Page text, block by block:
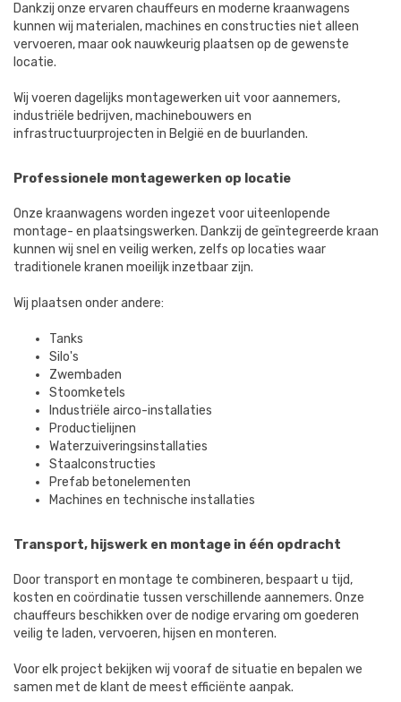
Dankzij onze ervaren chauffeurs en moderne kraanwagens
kunnen wij materialen, machines en constructies niet alleen
vervoeren, maar ook nauwkeurig plaatsen op de gewenste
locatie.
Wij voeren dagelijks montagewerken uit voor aannemers,
industriële bedrijven, machinebouwers en
infrastructuurprojecten in België en de buurlanden.
Professionele montagewerken op locatie
Onze kraanwagens worden ingezet voor uiteenlopende
montage- en plaatsingswerken. Dankzij de geïntegreerde kraan
kunnen wij snel en veilig werken, zelfs op locaties waar
traditionele kranen moeilijk inzetbaar zijn.
Wij plaatsen onder andere:
Tanks
Silo's
Zwembaden
Stoomketels
Industriële airco-installaties
Productielijnen
Waterzuiveringsinstallaties
Staalconstructies
Prefab betonelementen
Machines en technische installaties
Transport, hijswerk en montage in één opdracht
Door transport en montage te combineren, bespaart u tijd,
kosten en coördinatie tussen verschillende aannemers. Onze
chauffeurs beschikken over de nodige ervaring om goederen
veilig te laden, vervoeren, hijsen en monteren.
Voor elk project bekijken wij vooraf de situatie en bepalen we
samen met de klant de meest efficiënte aanpak.